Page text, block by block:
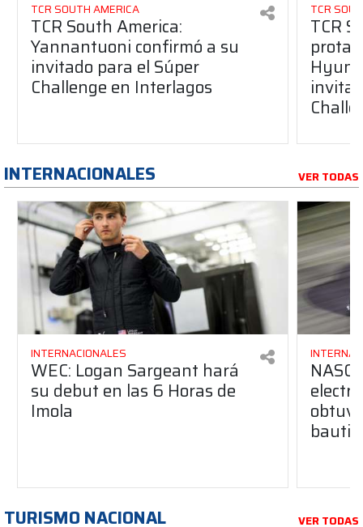
TCR SOUTH AMERICA
TCR South America:
Yannantuoni confirmó a su
invitado para el Súper
Challenge en Interlagos
TCR
TCR
INTERNACIONALES VER TODAS
INTERNACIONALES
WEC: Logan Sargeant hará
su debut en las 6 Horas de
Imola
TURISMO NACIONAL VER TODAS